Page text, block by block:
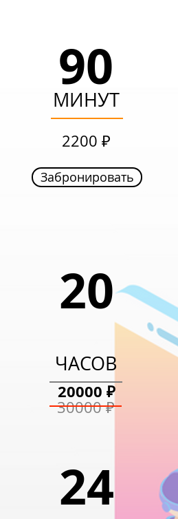
90
МИНУТ
Забронировать
ЧАСОВ
20
13400 ₽
20000 ₽
90
МИНУТ
2200 ₽
Забронировать
20
ЧАСОВ
20000 ₽
30000 ₽
24